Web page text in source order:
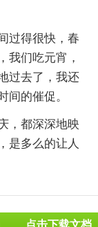
过得很快，春
我们吃元宵，
过去了，我还
间的催促。
，都深深地映
是多么的让人
点击下载文档